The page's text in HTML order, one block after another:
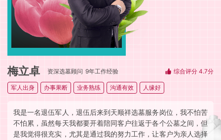
梅立卓 资深选墓顾问 9年工作经验 综合评分 4.7分
军人出身 办事果断 业务熟练 沟通有效 人缘好
我是一名退伍军人，退伍后来到天顺祥选墓服务岗位，我不怕苦
不怕累，虽然每天我都要开着陪同客户往返于各个公墓之间，但
是我觉得很充实，尤其是通过我的努力工作，让客户为亲人选择